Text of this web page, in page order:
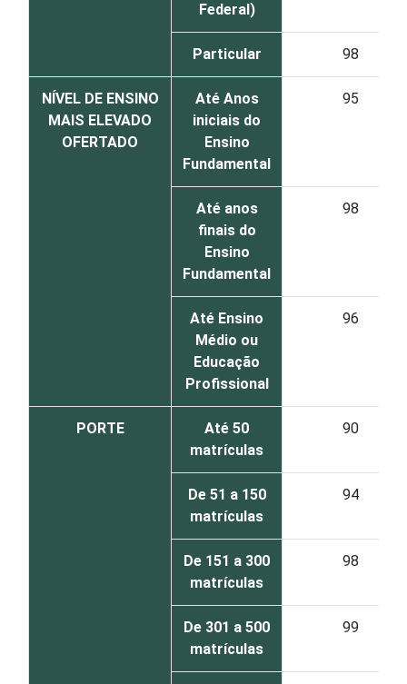
Federal)
Particular 98
NÍVEL DE ENSINO
MAIS ELEVADO
OFERTADO
Até Anos
iniciais do
Ensino
Fundamental
95
Até anos
finais do
Ensino
Fundamental
98
Até Ensino
Médio ou
Educação
Profissional
96
PORTE
Até 50
matrículas
90
De 51 a 150
matrículas
94
De 151 a 300
matrículas
98
De 301 a 500
matrículas
99